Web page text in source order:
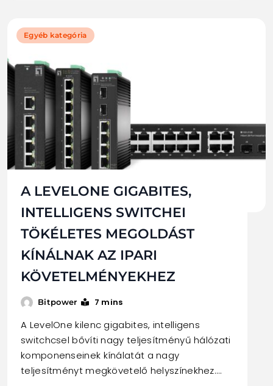
Egyéb kategória
A LEVELONE GIGABITES,
INTELLIGENS SWITCHEI
TÖKÉLETES MEGOLDÁST
KÍNÁLNAK AZ IPARI
KÖVETELMÉNYEKHEZ
Bitpower 7 mins
A LevelOne kilenc gigabites, intelligens
switchcsel bővíti nagy teljesítményű hálózati
komponenseinek kínálatát a nagy
teljesítményt megkövetelő helyszínekhez.…